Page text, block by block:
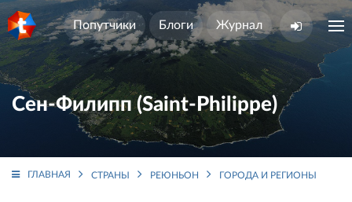
Попутчики Блоги Журнал
Сен-Филипп (Saint-Philippe)
ГЛАВНАЯ СТРАНЫ РЕЮНЬОН ГОРОДА И РЕГИОНЫ